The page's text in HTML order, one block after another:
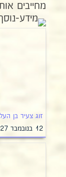
מחייבים
זוג צעיר בן
12 בנובמבר 1927, גלויה ראשונה למקוה ישראל. גור…